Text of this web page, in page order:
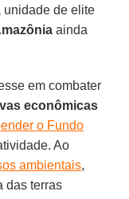
unidade de elite
ainda
em combater
econômicas
o Fundo
Ao
ambientais,
das terras